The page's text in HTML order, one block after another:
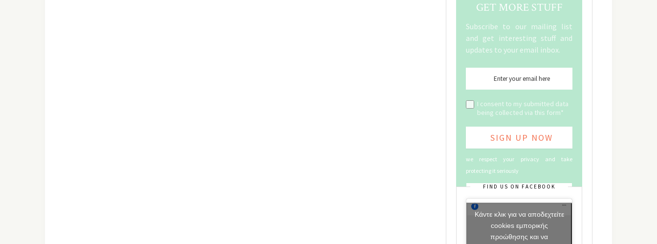
GET MORE STUFF
Subscribe to our mailing list
and get interesting stuff and
updates to your email inbox.
I consent to my submitted data
being collected via this form*
we respect your privacy and take
protecting it seriously
FIND US ON FACEBOOK
Κάντε κλικ για να αποδεχτείτε
cookies εμπορικής
προώθησης και να